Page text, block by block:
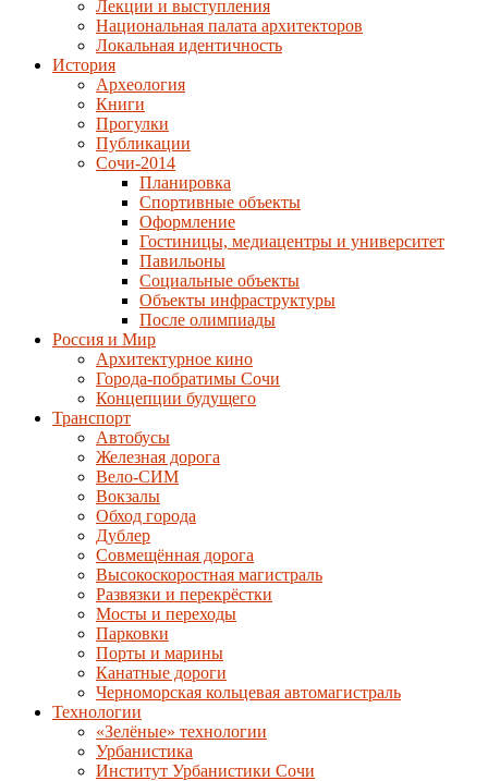
Лекции и выступления
Национальная палата архитекторов
Локальная идентичность
История
Археология
Книги
Прогулки
Публикации
Сочи-2014
Планировка
Спортивные объекты
Оформление
Гостиницы, медиацентры и университет
Павильоны
Социальные объекты
Объекты инфраструктуры
После олимпиады
Россия и Мир
Архитектурное кино
Города-побратимы Сочи
Концепции будущего
Транспорт
Автобусы
Железная дорога
Вело-СИМ
Вокзалы
Обход города
Дублер
Совмещённая дорога
Высокоскоростная магистраль
Развязки и перекрёстки
Мосты и переходы
Парковки
Порты и марины
Канатные дороги
Черноморская кольцевая автомагистраль
Технологии
«Зелёные» технологии
Урбанистика
Институт Урбанистики Сочи